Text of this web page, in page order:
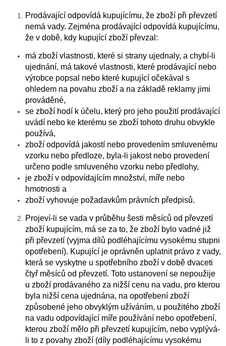
Prodávající odpovídá kupujícímu, že zboží při převzetí
nemá vady. Zejména prodávající odpovídá kupujícímu,
že v době, kdy kupující zboží převzal:
má zboží vlastnosti, které si strany ujednaly, a chybí-li
ujednání, má takové vlastnosti, které prodávající nebo
výrobce popsal nebo které kupující očekával s
ohledem na povahu zboží a na základě reklamy jimi
prováděné,
se zboží hodí k účelu, který pro jeho použití prodávající
uvádí nebo ke kterému se zboží tohoto druhu obvykle
používá,
zboží odpovídá jakostí nebo provedením smluvenému
vzorku nebo předloze, byla-li jakost nebo provedení
určeno podle smluveného vzorku nebo předlohy,
je zboží v odpovídajícím množství, míře nebo
hmotnosti a
zboží vyhovuje požadavkům právních předpisů.
Projeví-li se vada v průběhu šesti měsíců od převzetí
zboží kupujícím, má se za to, že zboží bylo vadné již
při převzetí (vyjma dílů podléhajícímu vysokému stupni
opotřebení). Kupující je oprávněn uplatnit právo z vady,
která se vyskytne u spotřebního zboží v době dvaceti
čtyř měsíců od převzetí. Toto ustanovení se nepoužije
u zboží prodávaného za nižší cenu na vadu, pro kterou
byla nižší cena ujednána, na opotřebení zboží
způsobené jeho obvyklým užíváním, u použitého zboží
na vadu odpovídající míře používání nebo opotřebení,
kterou zboží mělo při převzetí kupujícím, nebo vyplývá-
li to z povahy zboží (díly podléhajícímu vysokému